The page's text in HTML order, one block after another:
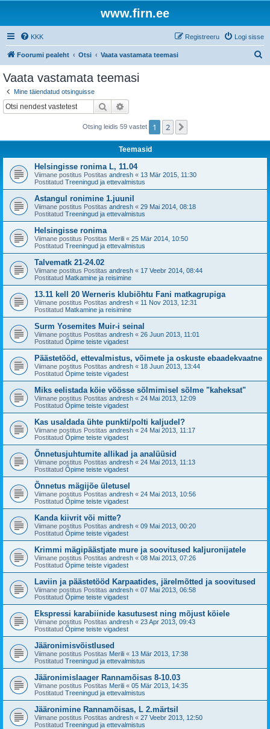
www.firn.ee
KKK Logi sisse
Registreeru
Foorumi pealeht Otsi Vaata vastamata teemasi
Vaata vastamata teemasi
Mine täiendatud otsinguisse
Otsi
Otsing leidis 59 vastet 1 2
Teemasid
Helsingisse ronima L, 11.04
Viimane postitus Postitas andresh « 13 Mär 2015, 11:30
Postitatud Treeningud ja ettevalmistus
Astangul ronimine 1.juunil
Viimane postitus Postitas andresh « 29 Mai 2014, 08:18
Postitatud Treeningud ja ettevalmistus
Helsingisse ronima
Viimane postitus Postitas Merili « 25 Mär 2014, 10:50
Postitatud Treeningud ja ettevalmistus
Talvematk 21-24.02
Viimane postitus Postitas andresh « 17 Veebr 2014, 08:44
Postitatud Matkamine ja reisimine
13.11 kell 20 Werneris klubiõhtu Fani matkagrupiga
Viimane postitus Postitas andresh « 11 Nov 2013, 12:31
Postitatud Matkamine ja reisimine
Surm Yosemites Muir-i seinal
Viimane postitus Postitas andresh « 26 Juun 2013, 11:01
Postitatud Õpime teiste vigadest
Päästetööd, ettevalmistus, võimete ja oskuste ebaadekvaatne
Viimane postitus Postitas andresh « 18 Juun 2013, 13:44
Postitatud Õpime teiste vigadest
Miks eelistada köie vöösse sõlmimisel sõlme "kaheksat"
Viimane postitus Postitas andresh « 24 Mai 2013, 12:09
Postitatud Õpime teiste vigadest
Kas usaldada ühte punkti/polti kaljudel?
Viimane postitus Postitas andresh « 24 Mai 2013, 11:17
Postitatud Õpime teiste vigadest
Õnnetusjuhtumite allikad ja analüüsid
Viimane postitus Postitas andresh « 24 Mai 2013, 11:13
Postitatud Õpime teiste vigadest
Õnnetus mägijõe ületusel
Viimane postitus Postitas andresh « 24 Mai 2013, 10:56
Postitatud Õpime teiste vigadest
Kanda kiivrit või mitte?
Viimane postitus Postitas andresh « 09 Mai 2013, 00:20
Postitatud Õpime teiste vigadest
Krimmi mägipäästjate mure ja soovitused kaljuronijatele
Viimane postitus Postitas andresh « 08 Mai 2013, 07:26
Postitatud Õpime teiste vigadest
Laviin ja päästetööd Karpaatides, järelmõtted ja soovitused
Viimane postitus Postitas andresh « 07 Mai 2013, 06:58
Postitatud Õpime teiste vigadest
Ekspressi karabiinide kasutusest ning mõjust köiele
Viimane postitus Postitas andresh « 23 Apr 2013, 09:43
Postitatud Õpime teiste vigadest
Jääronimisvõistlused
Viimane postitus Postitas Merili « 13 Mär 2013, 17:38
Postitatud Treeningud ja ettevalmistus
Jääronimislaager Rannamõisas 8-10.03
Viimane postitus Postitas Merili « 05 Mär 2013, 14:35
Postitatud Treeningud ja ettevalmistus
Jääronimine Rannamõisas, L 2.märtsil
Viimane postitus Postitas andresh « 27 Veebr 2013, 12:50
Postitatud Treeningud ja ettevalmistus